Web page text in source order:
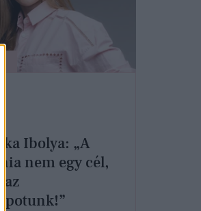
Ibolya: „A
nem egy cél,
az